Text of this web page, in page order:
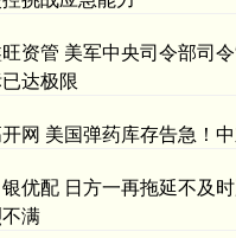
资管 美军中央司令部司令
达极限
网 美国弹药库存告急！
优配 日方一再拖延不及
满